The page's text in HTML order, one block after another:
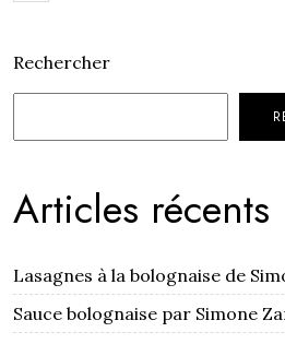
Rechercher
Articles récents
Lasagnes à la bolognaise de
Sauce bolognaise par Simone